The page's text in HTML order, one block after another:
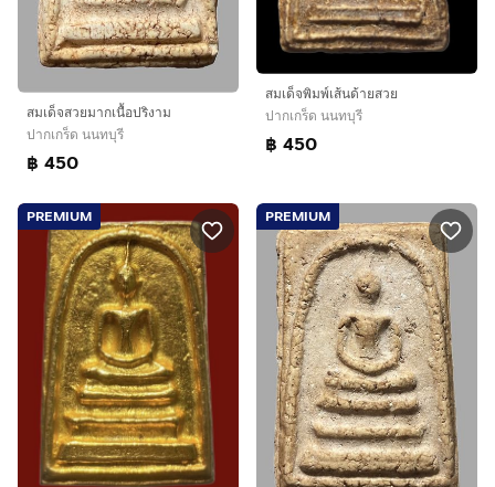
สมเด็จสวยมากเนื้อปริงาม
ปากเกร็ด นนทบุรี
฿ 450
สมเด็จพิมพ์เส้นด้ายสวย
ปากเกร็ด นนทบุรี
฿ 450
PREMIUM PREMIUM